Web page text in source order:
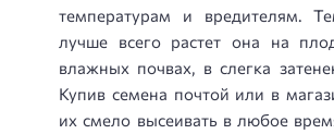
температурам и вредителям.
лучше всего растет она на
влажных почвах, в слегка
Купив семена почтой или в
их смело высеивать в любое